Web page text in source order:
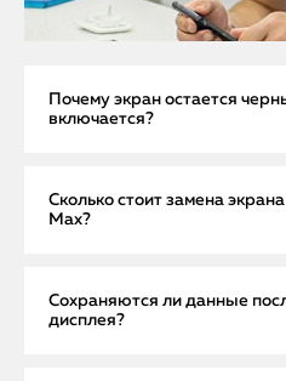
Почему экран остается
включается?
Скорее всего, неисправен
проблема — в контроллере
Сколько стоит замена
Max?
дисплеем Apple. Цена
Сохраняются ли данные
дисплея?